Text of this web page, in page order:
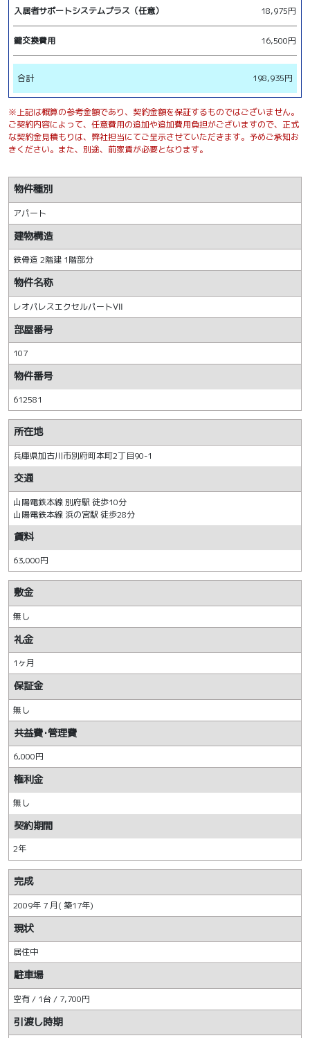
入居者サポートシステムプラス（任意） 18,975円
鍵交換費用 16,500円
合計 198,935円
※上記は概算の参考金額であり、契約金額を保証するものではございません。
ご契約内容によって、任意費用の追加や追加費用負担がございますので、正式
な契約金見積もりは、弊社担当にてご呈示させていただきます。予めご承知お
きください。また、別途、前家賃が必要となります。
物件種別
アパート
建物構造
鉄骨造 2階建 1階部分
物件名称
レオパレスエクセルパートⅦ
部屋番号
107
物件番号
612581
所在地
兵庫県加古川市別府町本町2丁目90-1
交通
山陽電鉄本線 別府駅 徒歩10分
山陽電鉄本線 浜の宮駅 徒歩28分
賃料
63,000円
敷金
無し
礼金
1ヶ月
保証金
無し
共益費･管理費
6,000円
権利金
無し
契約期間
2年
完成
2009年 7 月( 築17年)
現状
居住中
駐車場
空有 / 1台 / 7,700円
引渡し時期